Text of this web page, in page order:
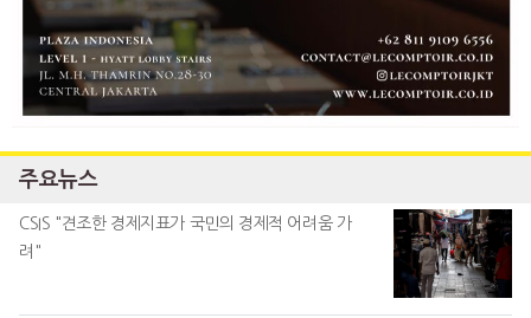
주요뉴스
CSIS "견조한 경제지표가 국민의 경제적 어려움 가
려"